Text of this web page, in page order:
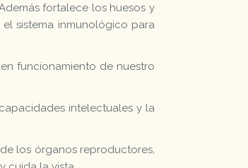
fortalece los huesos y
sistema inmunológico para
funcionamiento de nuestro
intelectuales y la
los órganos reproductores,